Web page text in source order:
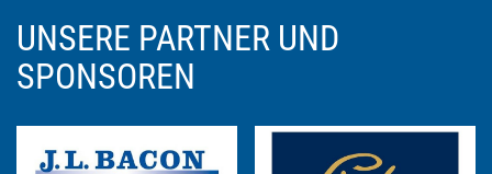
UNSERE PARTNER UND
SPONSOREN